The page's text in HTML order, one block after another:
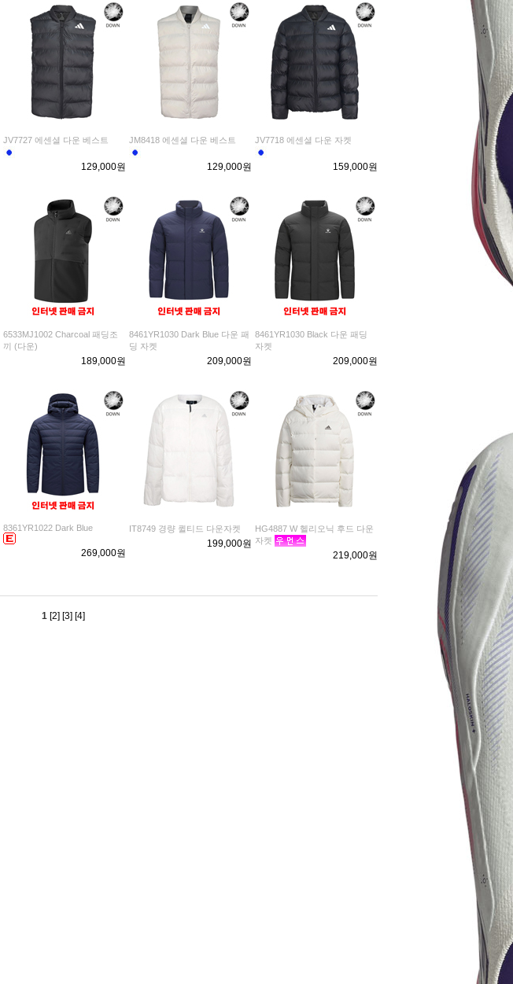
JV7727 에센셜 다운 베스트
129,000원
JM8418 에센셜 다운 베스트
129,000원
JV7718 에센셜 다운 자켓
159,000원
6533MJ1002 Charcoal 패딩조
끼 (다운)
189,000원
8461YR1030 Dark Blue 다운 패
딩 자켓
209,000원
8461YR1030 Black 다운 패딩
자켓
209,000원
8361YR1022 Dark Blue
269,000원
IT8749 경량 퀼티드 다운자켓
199,000원
HG4887 W 헬리오닉 후드 다운
자켓
219,000원
1 [2] [3] [4]